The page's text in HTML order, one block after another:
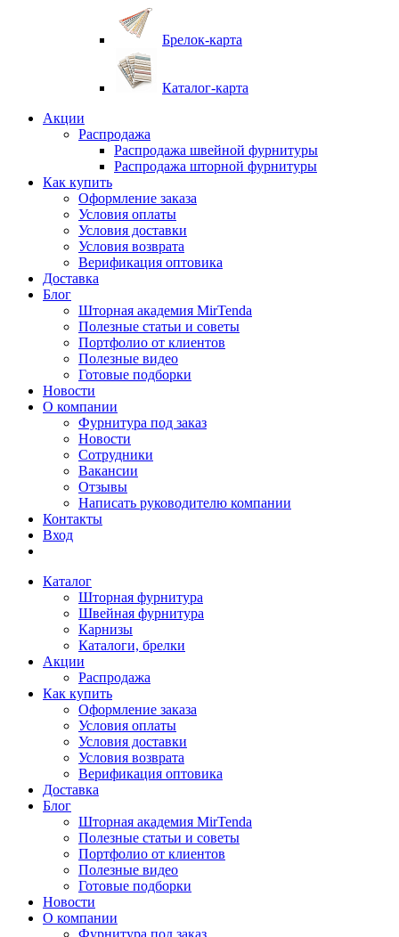
Брелок-карта
Каталог-карта
Акции
Распродажа
Распродажа швейной фурнитуры
Распродажа шторной фурнитуры
Как купить
Оформление заказа
Условия оплаты
Условия доставки
Условия возврата
Верификация оптовика
Доставка
Блог
Шторная академия MirTenda
Полезные статьи и советы
Портфолио от клиентов
Полезные видео
Готовые подборки
Новости
О компании
Фурнитура под заказ
Новости
Сотрудники
Вакансии
Отзывы
Написать руководителю компании
Контакты
Вход
Каталог
Шторная фурнитура
Швейная фурнитура
Карнизы
Каталоги, брелки
Акции
Распродажа
Как купить
Оформление заказа
Условия оплаты
Условия доставки
Условия возврата
Верификация оптовика
Доставка
Блог
Шторная академия MirTenda
Полезные статьи и советы
Портфолио от клиентов
Полезные видео
Готовые подборки
Новости
О компании
Фурнитура под заказ